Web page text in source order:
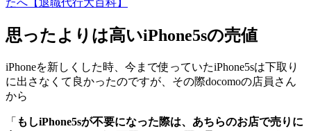
たへ【退職代行大百科】
思ったよりは高いiPhone5sの売値
iPhoneを新しくした時、今まで使っていたiPhone5sは下取り
に出さなくて良かったのですが、その際docomoの店員さん
から
「 もしiPhone5sが不要になった際は、あちらのお店で売りに